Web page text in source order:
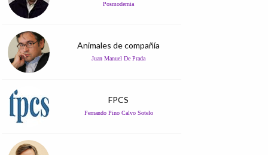
Posmodernia
Animales de compañía
Juan Manuel De Prada
FPCS
Fernando Pino Calvo Sotelo